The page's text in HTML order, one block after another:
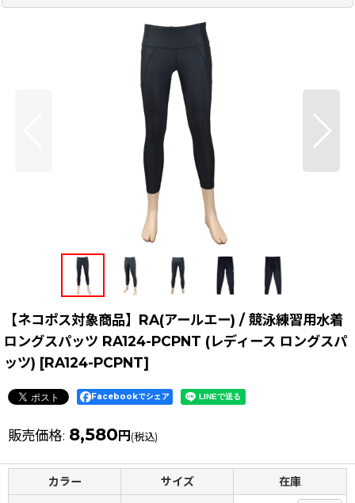
【ネコポス対象商品】RA(アールエー) / 競泳練習用水着
ロングスパッツ RA124-PCPNT (レディース ロングスパ
ッツ) [RA124-PCPNT]
Facebookでシェア
販売価格: 8,580 円 (税込)
カラー サイズ 在庫